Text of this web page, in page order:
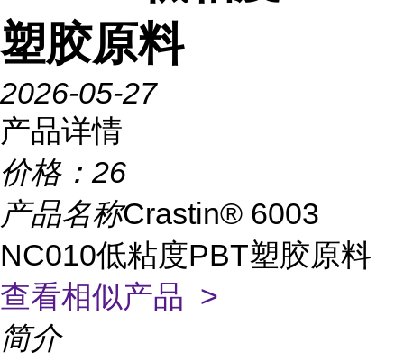
塑胶原料
2026-05-27
产品详情
价格： 26
产品名称Crastin® 6003
NC010低粘度PBT塑胶原料
查看相似产品 >
简介